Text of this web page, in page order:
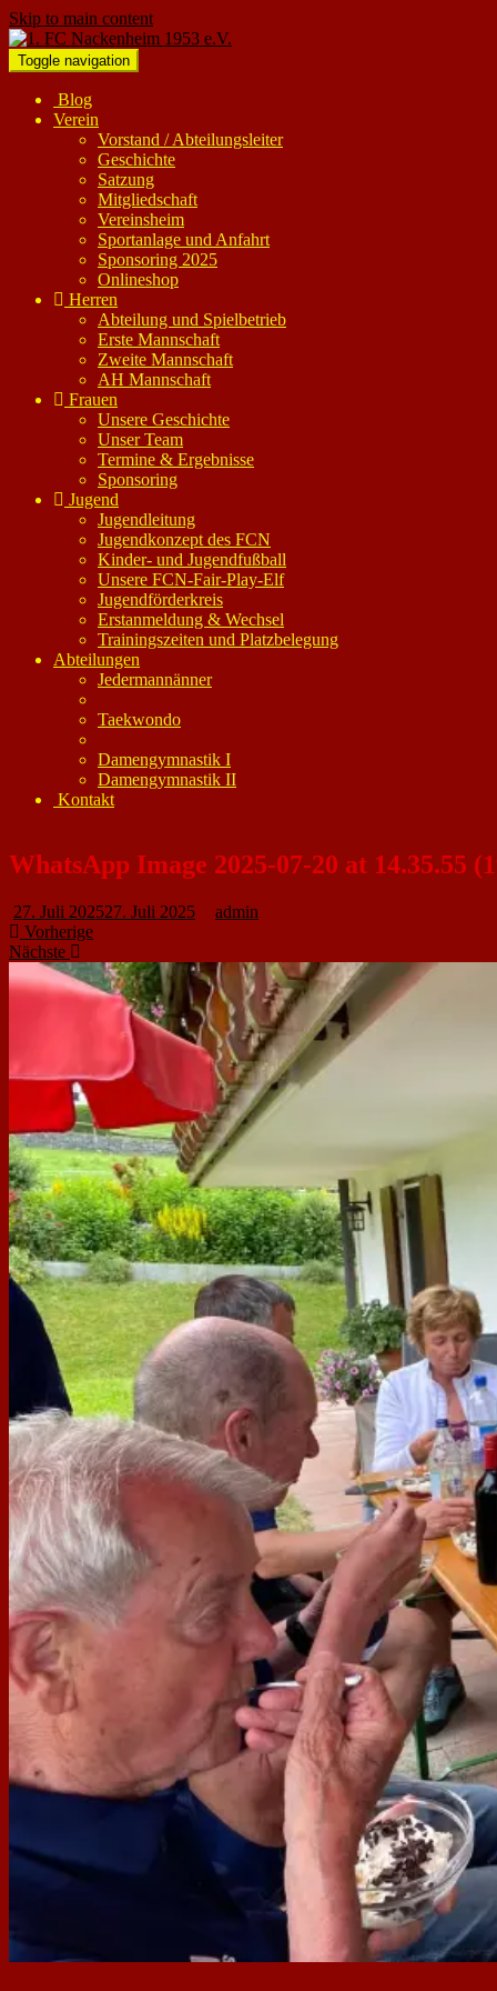
Skip to main content
Toggle navigation
Blog
Verein
Vorstand / Abteilungsleiter
Geschichte
Satzung
Mitgliedschaft
Vereinsheim
Sportanlage und Anfahrt
Sponsoring 2025
Onlineshop
Herren
Abteilung und Spielbetrieb
Erste Mannschaft
Zweite Mannschaft
AH Mannschaft
Frauen
Unsere Geschichte
Unser Team
Termine & Ergebnisse
Sponsoring
Jugend
Jugendleitung
Jugendkonzept des FCN
Kinder- und Jugendfußball
Unsere FCN-Fair-Play-Elf
Jugendförderkreis
Erstanmeldung & Wechsel
Trainingszeiten und Platzbelegung
Abteilungen
Jedermannänner
Taekwondo
Damengymnastik I
Damengymnastik II
Kontakt
WhatsApp Image 2025-07-20 at 14.35.55
27. Juli 202527. Juli 2025
admin
Vorherige
Nächste